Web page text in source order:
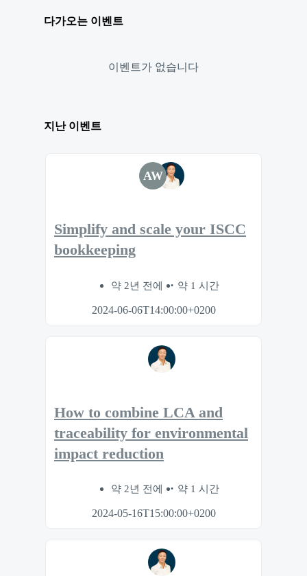
다가오는 이벤트
이벤트가 없습니다
지난 이벤트
AW
Simplify and scale your ISCC
bookkeeping
약 2년 전에 약 1 시간
2024-06-06T14:00:00+0200
How to combine LCA and
traceability for environmental
impact reduction
약 2년 전에 약 1 시간
2024-05-16T15:00:00+0200